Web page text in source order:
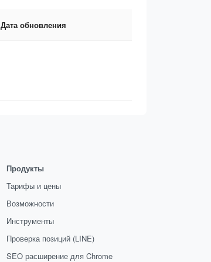
Дата обновления
Продукты
Тарифы и цены
Возможности
Инструменты
Проверка позиций (LINE)
SEO расширение для Chrome